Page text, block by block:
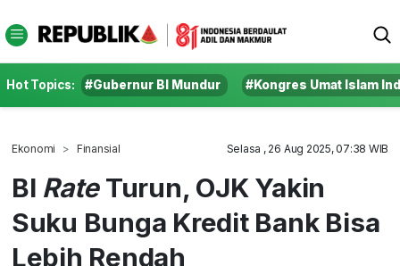
Hot Topics: #Gubernur BI Mundur #Kongres Umat Islam
Ekonomi Finansial Selasa , 26 Aug 2025, 07:38 WIB
BI RateTurun, OJK Yakin
Suku Bunga Kredit Bank Bisa
Lebih Rendah